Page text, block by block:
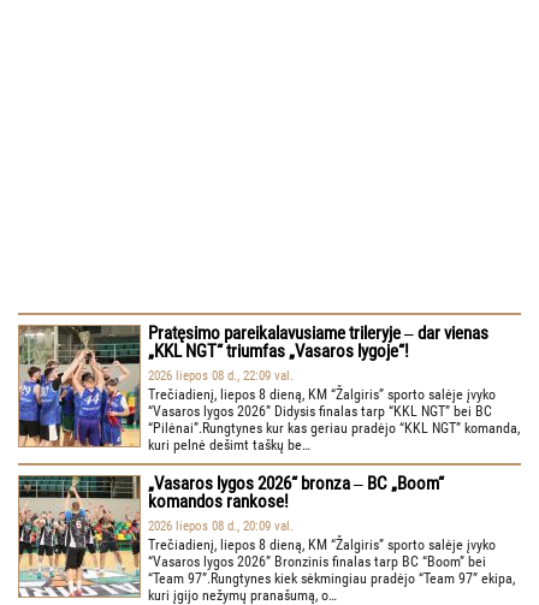
Pratęsimo pareikalavusiame trileryje ‒ dar vienas
„KKL NGT“ triumfas „Vasaros lygoje“!
2026 liepos 08 d., 22:09 val.
Trečiadienį, liepos 8 dieną, KM “Žalgiris” sporto salėje įvyko
“Vasaros lygos 2026” Didysis finalas tarp “KKL NGT” bei BC
“Pilėnai”.Rungtynes kur kas geriau pradėjo “KKL NGT” komanda,
kuri pelnė dešimt taškų be…
„Vasaros lygos 2026“ bronza ‒ BC „Boom“
komandos rankose!
2026 liepos 08 d., 20:09 val.
Trečiadienį, liepos 8 dieną, KM “Žalgiris” sporto salėje įvyko
“Vasaros lygos 2026” Bronzinis finalas tarp BC “Boom” bei
“Team 97”.Rungtynes kiek sėkmingiau pradėjo “Team 97” ekipa,
kuri įgijo nežymų pranašumą, o…